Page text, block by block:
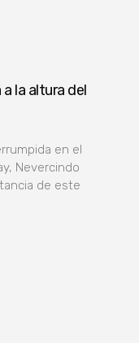
la altura del
en el
Nevercindo
de este